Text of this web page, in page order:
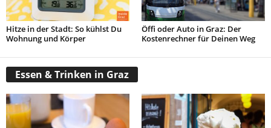
Hitze in der Stadt: So kühlst Du
Wohnung und Körper
Öffi oder Auto in Graz: Der
Kostenrechner für Deinen Weg
Essen & Trinken in Graz